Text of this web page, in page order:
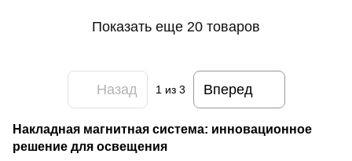
Показать еще 20 товаров
Назад 1из 3 Вперед
Накладная магнитная система: инновационное
решение для освещения